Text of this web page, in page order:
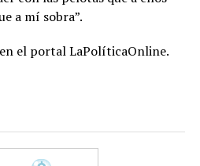
a mí sobra”.
el portal LaPolíticaOnline.